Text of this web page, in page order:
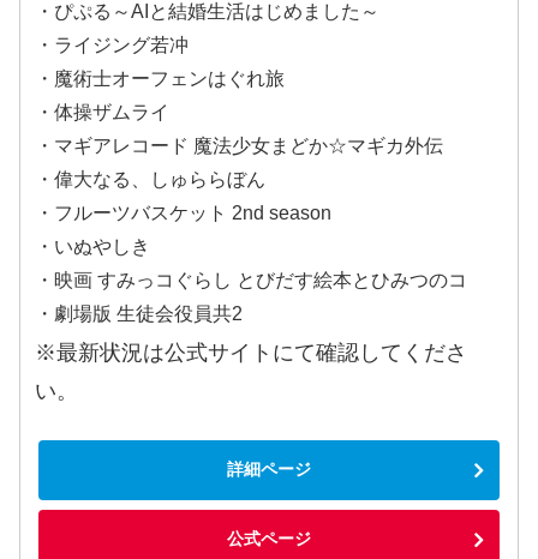
・ぴぷる～AIと結婚生活はじめました～
・ライジング若冲
・魔術士オーフェンはぐれ旅
・体操ザムライ
・マギアレコード 魔法少女まどか☆マギカ外伝
・偉大なる、しゅららぼん
・フルーツバスケット 2nd season
・いぬやしき
・映画 すみっコぐらし とびだす絵本とひみつのコ
・劇場版 生徒会役員共2
※最新状況は公式サイトにて確認してくださ
い。
詳細ページ
公式ページ